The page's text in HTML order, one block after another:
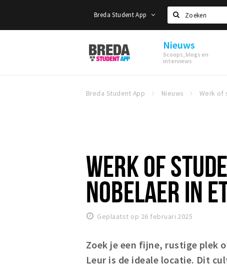
Breda Student App
Zoeken
Breda
Student
Nieuws
Scoops, blogs en
interviews
Breda Student App Nieuws
WERK OF
NOBELAER IN
Geplaatst op 26 februari 2025
Zoek je een fijne, rustige plek
Leur is de ideale locatie. Dit